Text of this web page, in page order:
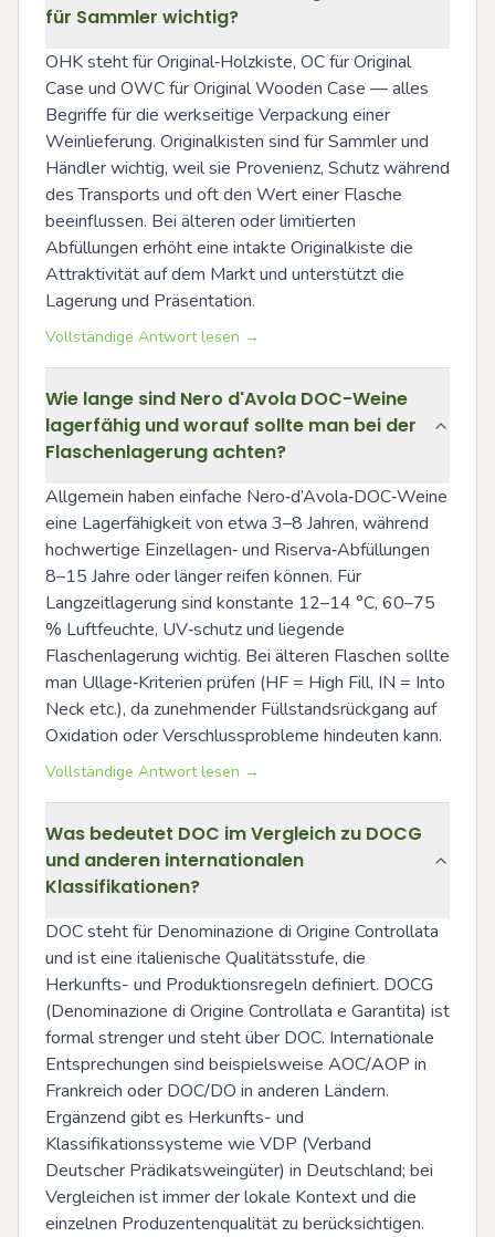
für Sammler wichtig?
OHK steht für Original‑Holzkiste, OC für Original
Case und OWC für Original Wooden Case — alles
Begriffe für die werkseitige Verpackung einer
Weinlieferung. Originalkisten sind für Sammler und
Händler wichtig, weil sie Provenienz, Schutz während
des Transports und oft den Wert einer Flasche
beeinflussen. Bei älteren oder limitierten
Abfüllungen erhöht eine intakte Originalkiste die
Attraktivität auf dem Markt und unterstützt die
Lagerung und Präsentation.
Vollständige Antwort lesen →
Wie lange sind Nero d'Avola DOC-Weine
lagerfähig und worauf sollte man bei der
Flaschenlagerung achten?
Allgemein haben einfache Nero‑d’Avola‑DOC‑Weine
eine Lagerfähigkeit von etwa 3–8 Jahren, während
hochwertige Einzellagen‑ und Riserva‑Abfüllungen
8–15 Jahre oder länger reifen können. Für
Langzeitlagerung sind konstante 12–14 °C, 60–75
% Luftfeuchte, UV‑schutz und liegende
Flaschenlagerung wichtig. Bei älteren Flaschen sollte
man Ullage‑Kriterien prüfen (HF = High Fill, IN = Into
Neck etc.), da zunehmender Füllstandsrückgang auf
Oxidation oder Verschlussprobleme hindeuten kann.
Vollständige Antwort lesen →
Was bedeutet DOC im Vergleich zu DOCG
und anderen internationalen
Klassifikationen?
DOC steht für Denominazione di Origine Controllata
und ist eine italienische Qualitätsstufe, die
Herkunfts- und Produktionsregeln definiert. DOCG
(Denominazione di Origine Controllata e Garantita) ist
formal strenger und steht über DOC. Internationale
Entsprechungen sind beispielsweise AOC/AOP in
Frankreich oder DOC/DO in anderen Ländern.
Ergänzend gibt es Herkunfts- und
Klassifikationssysteme wie VDP (Verband
Deutscher Prädikatsweingüter) in Deutschland; bei
Vergleichen ist immer der lokale Kontext und die
einzelnen Produzentenqualität zu berücksichtigen.